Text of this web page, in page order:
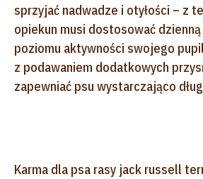
sprzyjać nadwadze i otyłości – z
opiekun musi dostosować
poziomu aktywności swojego
z podawaniem dodatkowych
zapewniać psu wystarczająco
Karma dla psa rasy jack russell